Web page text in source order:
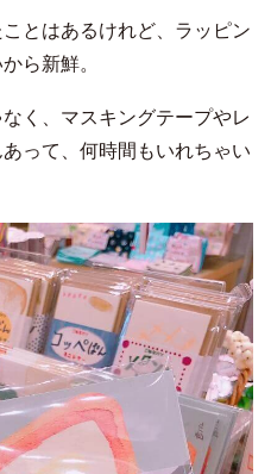
とはあるけれど、ラッピン
ら新鮮。
く、マスキングテープやレ
って、何時間もいれちゃい